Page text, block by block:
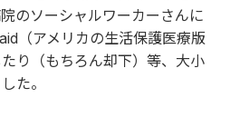
のソーシャルワーカーさんに
（アメリカの生活保護医療版
り（もちろん却下）等、大小
た。